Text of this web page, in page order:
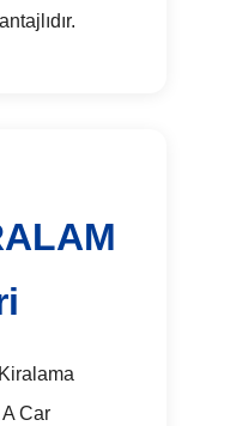
Car